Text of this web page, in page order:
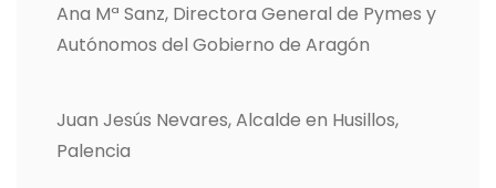
Ana Mª Sanz, Directora General de Pymes y
Autónomos del Gobierno de Aragón
Juan Jesús Nevares, Alcalde en Husillos,
Palencia